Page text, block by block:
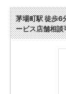
茅場町駅 徒歩6
ービス店舗相